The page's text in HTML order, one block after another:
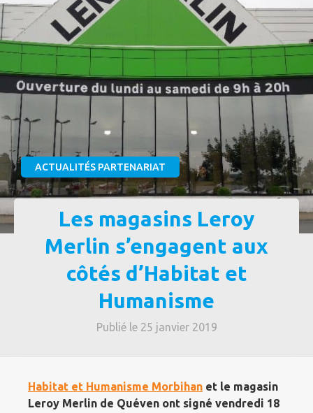
ACTUALITÉS PARTENARIAT
Les magasins Leroy
Merlin s’engagent aux
côtés d’Habitat et
Humanisme
Publié le 25 janvier 2019
Habitat et Humanisme Morbihan et le magasin
Leroy Merlin de Quéven ont signé vendredi 18